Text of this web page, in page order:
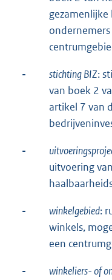
- stichting BIZ:
van boek 2
artikel 7 van
-
uitvoering
- winkelgebied:
winkels,
een
- winkeliers- of